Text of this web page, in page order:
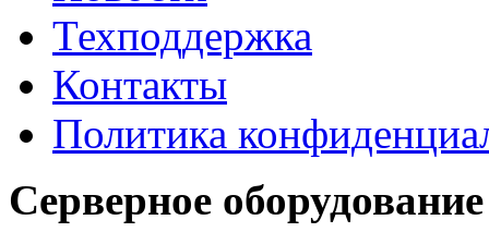
Техподдержка
Контакты
Политика
Серверное оборудование